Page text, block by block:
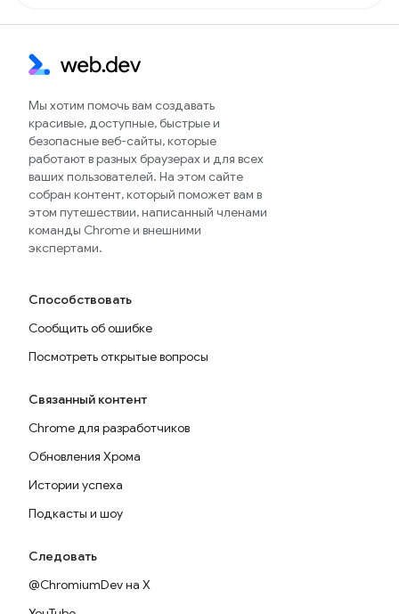
Мы хотим помочь вам создавать
красивые, доступные, быстрые и
безопасные веб-сайты, которые
работают в разных браузерах и для всех
ваших пользователей. На этом сайте
собран контент, который поможет вам в
этом путешествии, написанный членами
команды Chrome и внешними
экспертами.
Способствовать
Сообщить об ошибке
Посмотреть открытые вопросы
Связанный контент
Chrome для разработчиков
Обновления Хрома
Истории успеха
Подкасты и шоу
Следовать
@ChromiumDev на X